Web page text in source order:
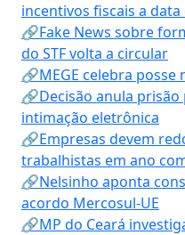
incentivos fiscais a data
🔗Fake News sobre
do STF volta a circular
🔗MEGE celebra posse
🔗Decisão anula
intimação eletrônica
🔗Empresas devem
trabalhistas em ano
🔗Nelsinho aponta
acordo Mercosul-UE
🔗MP do Ceará